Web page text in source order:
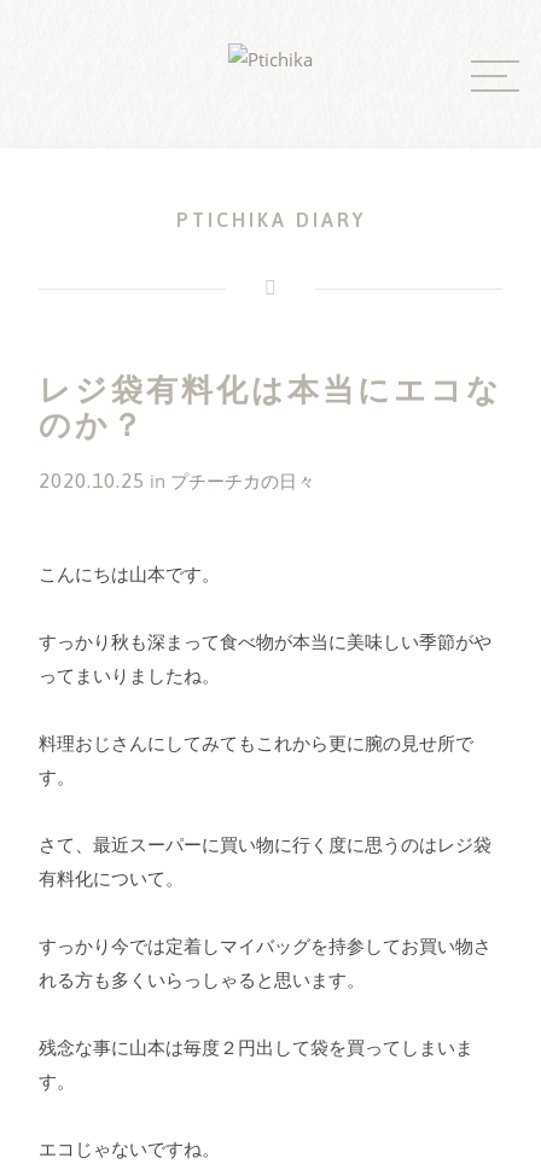
PTICHIKA DIARY
レジ袋有料化は本当にエコな
のか？
2020.10.25 in プチーチカの日々
こんにちは山本です。
すっかり秋も深まって食べ物が本当に美味しい季節がや
ってまいりましたね。
料理おじさんにしてみてもこれから更に腕の見せ所で
す。
さて、最近スーパーに買い物に行く度に思うのはレジ袋
有料化について。
すっかり今では定着しマイバッグを持参してお買い物さ
れる方も多くいらっしゃると思います。
残念な事に山本は毎度２円出して袋を買ってしまいま
す。
エコじゃないですね。